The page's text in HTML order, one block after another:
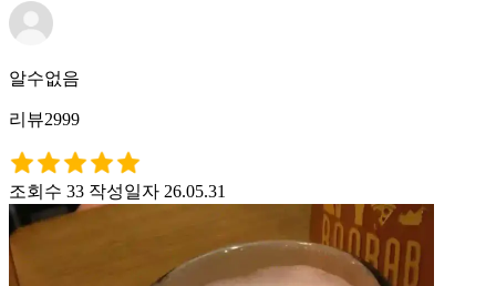
알수없음
리뷰2999
조회수 33 작성일자 26.05.31